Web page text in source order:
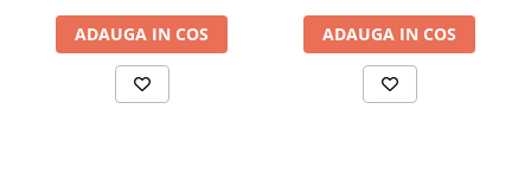
ADAUGA IN COS ADAUGA IN COS